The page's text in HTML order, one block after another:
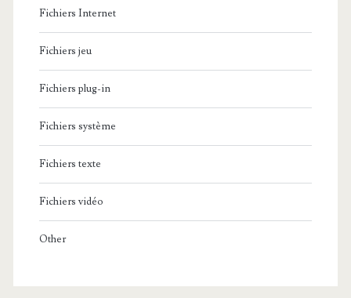
Fichiers Internet
Fichiers jeu
Fichiers plug-in
Fichiers système
Fichiers texte
Fichiers vidéo
Other